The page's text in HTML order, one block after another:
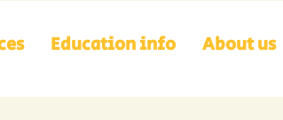
Education info About us